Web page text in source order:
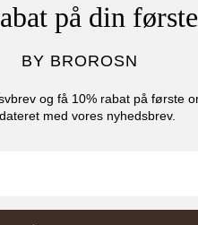
på din
BY BROROSN
og få 10% rabat på første
med vores nyhedsbrev.